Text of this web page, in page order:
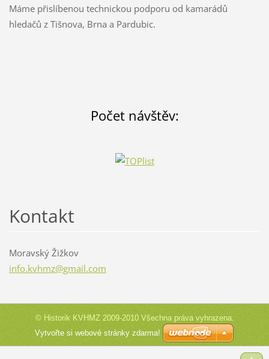
Máme přislíbenou technickou podporu od kamarádů
hledačů z Tišnova, Brna a Pardubic.
Počet návštěv:
Kontakt
Moravský Žižkov
info.kvhmz@gmail.com
© Historik KVHMZ 2009-2010 Všechna práva vyhrazena.
Vytvořte si webové stránky zdarma!